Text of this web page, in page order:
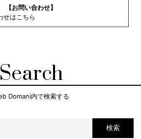
【お問い合わせ】
せはこちら
Search
Domani内で検索する
検索